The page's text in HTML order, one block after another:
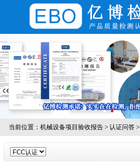
当前位置： 机械设备项目验收报告> 认证问答>